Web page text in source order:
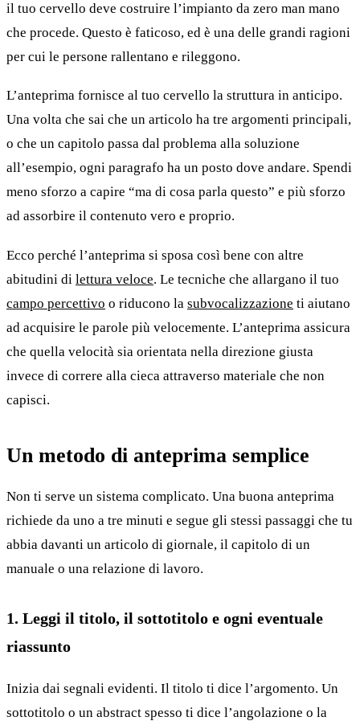
il tuo cervello deve costruire l’impianto da zero man mano
che procede. Questo è faticoso, ed è una delle grandi ragioni
per cui le persone rallentano e rileggono.
L’anteprima fornisce al tuo cervello la struttura in anticipo.
Una volta che sai che un articolo ha tre argomenti principali,
o che un capitolo passa dal problema alla soluzione
all’esempio, ogni paragrafo ha un posto dove andare. Spendi
meno sforzo a capire “ma di cosa parla questo” e più sforzo
ad assorbire il contenuto vero e proprio.
Ecco perché l’anteprima si sposa così bene con altre
abitudini di lettura veloce. Le tecniche che allargano il tuo
campo percettivo o riducono la subvocalizzazione ti aiutano
ad acquisire le parole più velocemente. L’anteprima assicura
che quella velocità sia orientata nella direzione giusta
invece di correre alla cieca attraverso materiale che non
capisci.
Un metodo di anteprima semplice
Non ti serve un sistema complicato. Una buona anteprima
richiede da uno a tre minuti e segue gli stessi passaggi che tu
abbia davanti un articolo di giornale, il capitolo di un
manuale o una relazione di lavoro.
1. Leggi il titolo, il sottotitolo e ogni eventuale
riassunto
Inizia dai segnali evidenti. Il titolo ti dice l’argomento. Un
sottotitolo o un abstract spesso ti dice l’angolazione o la